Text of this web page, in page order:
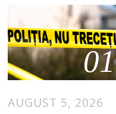
01
AUGUST 5, 2026